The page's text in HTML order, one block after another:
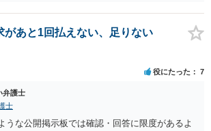
や自動車の任意保険等を確認してみて下さい。
ても、確認してみたら付いていたということが
があと1回払えない、足りない
役にたった 7
弁護士
士
うな公開掲示板では確認・回答に限度があるよ